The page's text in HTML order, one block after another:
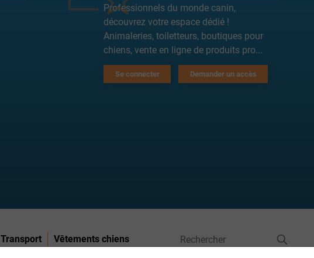
Professionnels du monde canin,
découvrez votre espace dédié !
Animaleries, toiletteurs, boutiques pour
chiens, vente en ligne de produits pro...
Se connecter Demander un accès
Transport Vêtements chiens